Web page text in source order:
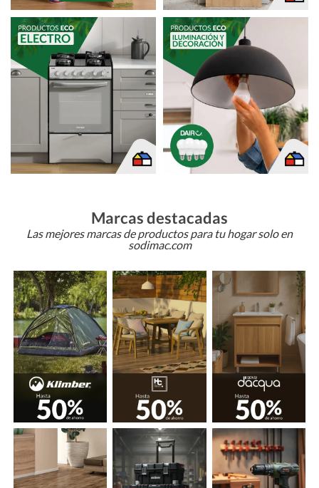
Marcas destacadas
Las mejores marcas de productos para tu hogar solo en
sodimac.com